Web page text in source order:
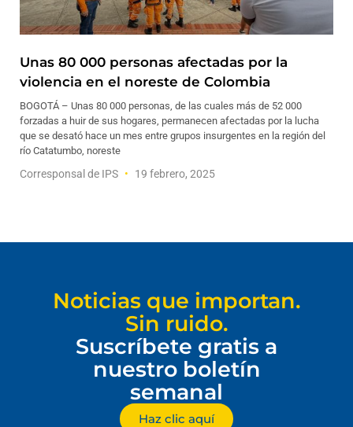
Unas 80 000 personas afectadas por la
violencia en el noreste de Colombia
BOGOTÁ – Unas 80 000 personas, de las cuales más de 52 000
forzadas a huir de sus hogares, permanecen afectadas por la lucha
que se desató hace un mes entre grupos insurgentes en la región del
río Catatumbo, noreste
Corresponsal de IPS 19 febrero, 2025
Noticias que importan.
Sin ruido.
Suscríbete gratis a
nuestro boletín
semanal
Haz clic aquí